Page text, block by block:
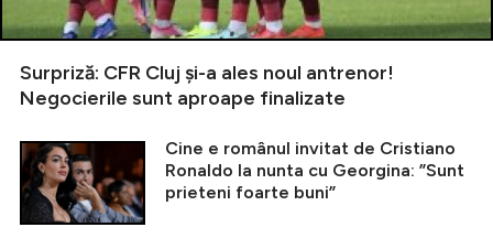
Surpriză: CFR Cluj și-a ales noul antrenor!
Negocierile sunt aproape finalizate
Cine e românul invitat de Cristiano
Ronaldo la nunta cu Georgina: ”Sunt
prieteni foarte buni”